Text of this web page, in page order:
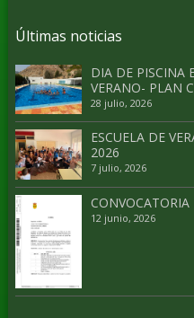
Últimas noticias
DIA DE PISCINA
VERANO- PLAN
28 julio, 2026
ESCUELA DE
2026
7 julio, 2026
CONVOCATORIA
12 junio, 2026